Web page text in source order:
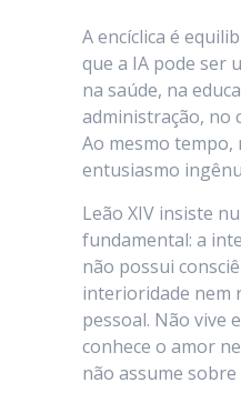
A encíclica é
que a IA pode ser
na saúde, na
administração, no
Ao mesmo tempo,
entusiasmo
Leão XIV insiste
fundamental: a
não possui
interioridade nem
pessoal. Não vive
conhece o amor
não assume sobre